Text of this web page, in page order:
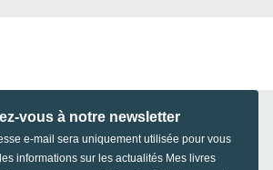
vous à notre newsletter
e-mail sera uniquement utilisée pour vous
informations sur les actualités Mes livres